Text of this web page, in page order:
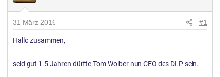
31 März 2016 #1
Hallo zusammen,
seid gut 1.5 Jahren dürfte Tom Wolber nun CEO des DLP sein.